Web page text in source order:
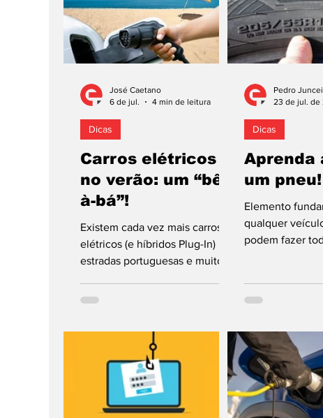
Carros elétricos
no verão: um “bê-
à-bá”!
Existem cada vez mais carros
elétricos (e híbridos Plug-In) nas
estradas portuguesas e muitos
“bê-à-bá” da utilização das duas
a onda de calor que vivemos
atualmente. Existem, por isso,
recomendações de viagem que
devem cumprir-se para prevenir
contratempos. A MOBI.E,
Dicas
José Caetano
6 de jul.
4 min de leitura
Aprenda
um pneu!
Elemento
qualquer
podem fazer
Dicas
Pedro
23 de jul. de